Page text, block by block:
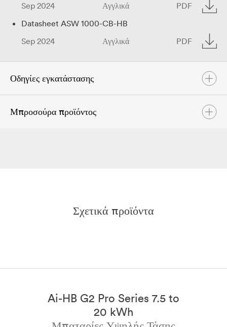
Sep 2024
Αγγλικά
PDF
Datasheet ASW 1000-CB-HB
Sep 2024
Αγγλικά PDF
Οδηγίες εγκατάστασης
User Manual Ai-HB G2 Series
Μπροσούρα προϊόντος
Σχετικά προϊόντα
Ai-HB G2 Pro Series 7.5 to
20 kWh